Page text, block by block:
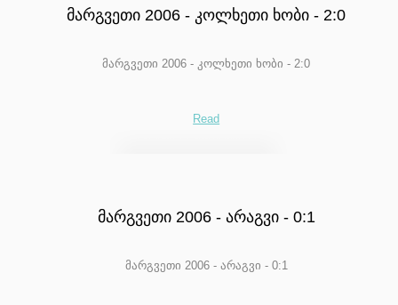
მარგვეთი 2006 - კოლხეთი ხობი - 2:0
მარგვეთი 2006 - კოლხეთი ხობი - 2:0
Read
მარგვეთი 2006 - არაგვი - 0:1
მარგვეთი 2006 - არაგვი - 0:1